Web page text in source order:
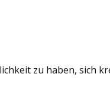
zu haben, sich